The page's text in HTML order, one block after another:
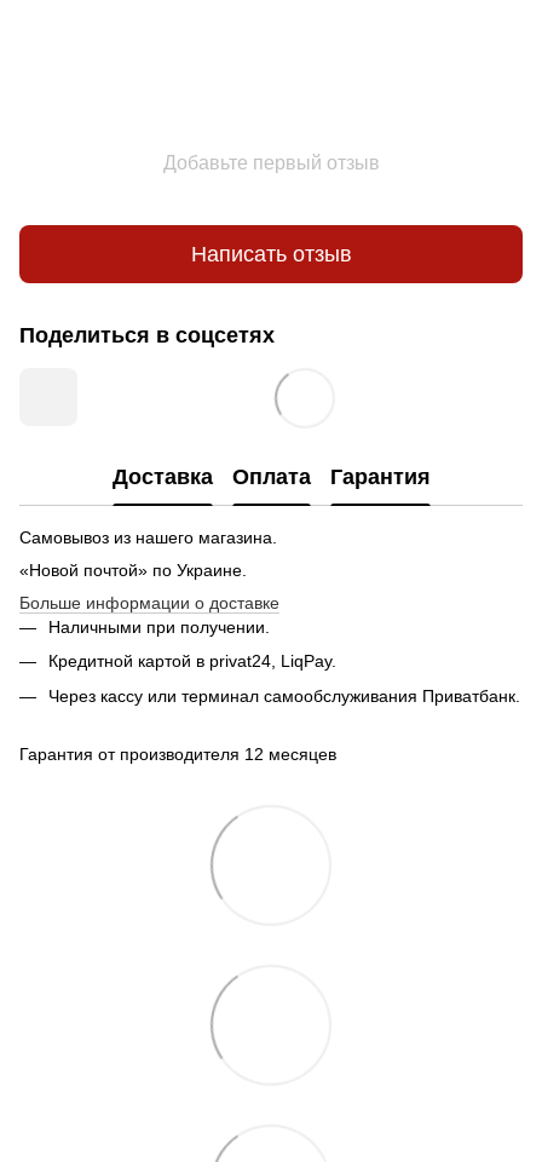
Добавьте первый отзыв
Написать отзыв
Поделиться в соцсетях
Доставка Оплата Гарантия
Самовывоз из нашего магазина.
«Новой почтой» по Украине.
Больше информации о доставке
Наличными при получении.
Кредитной картой в privat24, LiqPay.
Через кассу или терминал самообслуживания Приватбанк.
Гарантия от производителя 12 месяцев